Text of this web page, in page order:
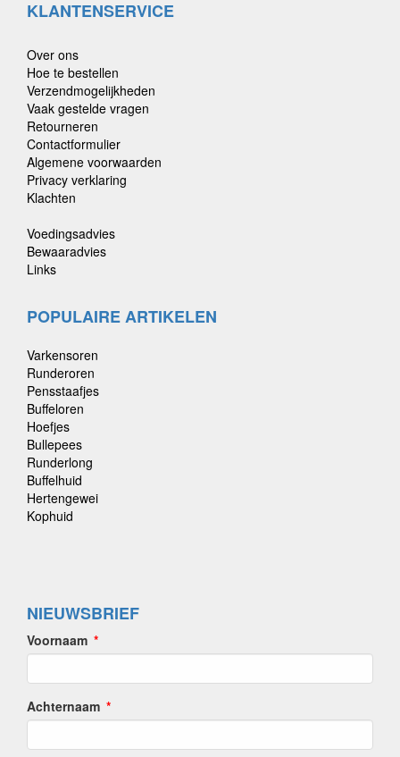
KLANTENSERVICE
Over ons
Hoe te bestellen
Verzendmogelijkheden
Vaak gestelde vragen
Retourneren
Contactformulier
Algemene voorwaarden
Privacy verklaring
Klachten
Voedingsadvies
Bewaaradvies
Links
POPULAIRE ARTIKELEN
Varkensoren
Runderoren
Pensstaafjes
Buffeloren
Hoefjes
Bullepees
Runderlong
Buffelhuid
Hertengewei
Kophuid
NIEUWSBRIEF
Voornaam
Achternaam